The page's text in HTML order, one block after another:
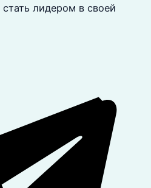
лидером в своей